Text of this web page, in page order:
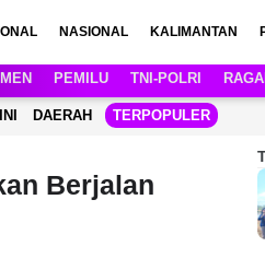
NASIONAL KALIMANTAN
PEMILU TNI-POLRI
DAERAH TERPOPULER
Berjalan